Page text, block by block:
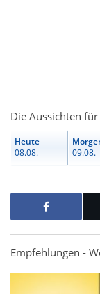
Die Aussichten für
Heute
08.08.
09.08.
Empfehlungen -